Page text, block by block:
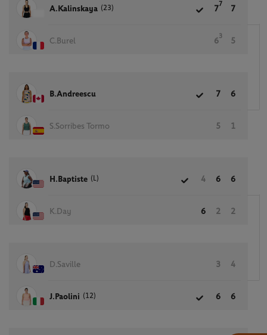
A.Kalinskaya (23) 7
7
7
C.Burel 6
3
5
B.Andreescu 7 6
S.Sorribes Tormo 5 1
H.Baptiste (L) 4 6 6
K.Day 6 2 2
D.Saville 3 4
J.Paolini (12) 6 6